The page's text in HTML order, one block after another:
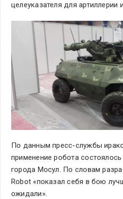
целеуказателя для артиллерии
По данным пресс-службы
применение робота
города Мосул. По словам
Robot «показал себя в бою
ожидали».